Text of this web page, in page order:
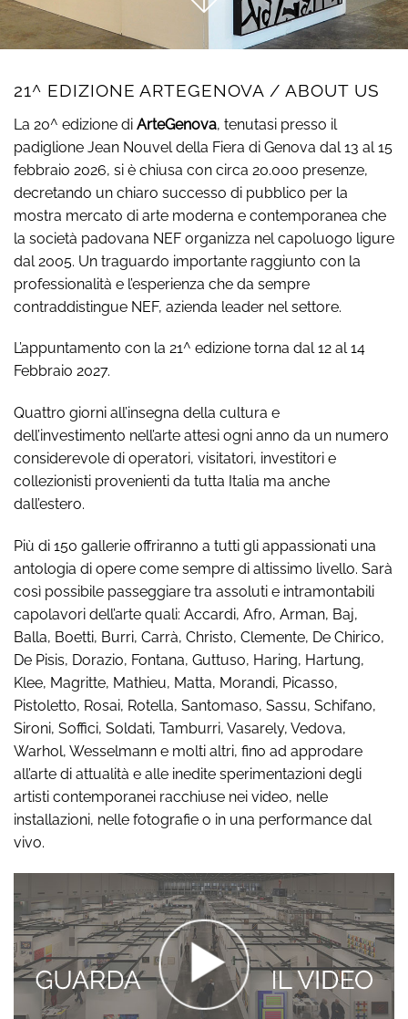
21^ EDIZIONE ARTEGENOVA / ABOUT US
La 20^ edizione di ArteGenova, tenutasi presso il
padiglione Jean Nouvel della Fiera di Genova dal 13 al 15
febbraio 2026, si è chiusa con circa 20.000 presenze,
decretando un chiaro successo di pubblico per la
mostra mercato di arte moderna e contemporanea che
la società padovana NEF organizza nel capoluogo ligure
dal 2005. Un traguardo importante raggiunto con la
professionalità e l’esperienza che da sempre
contraddistingue NEF, azienda leader nel settore.
L’appuntamento con la 21^ edizione torna dal 12 al 14
Febbraio 2027.
Quattro giorni all’insegna della cultura e
dell’investimento nell’arte attesi ogni anno da un numero
considerevole di operatori, visitatori, investitori e
collezionisti provenienti da tutta Italia ma anche
dall’estero.
Più di 150 gallerie offriranno a tutti gli appassionati una
antologia di opere come sempre di altissimo livello. Sarà
così possibile passeggiare tra assoluti e intramontabili
capolavori dell’arte quali: Accardi, Afro, Arman, Baj,
Balla, Boetti, Burri, Carrà, Christo, Clemente, De Chirico,
De Pisis, Dorazio, Fontana, Guttuso, Haring, Hartung,
Klee, Magritte, Mathieu, Matta, Morandi, Picasso,
Pistoletto, Rosai, Rotella, Santomaso, Sassu, Schifano,
Sironi, Soffici, Soldati, Tamburri, Vasarely, Vedova,
Warhol, Wesselmann e molti altri, fino ad approdare
all’arte di attualità e alle inedite sperimentazioni degli
artisti contemporanei racchiuse nei video, nelle
installazioni, nelle fotografie o in una performance dal
vivo.